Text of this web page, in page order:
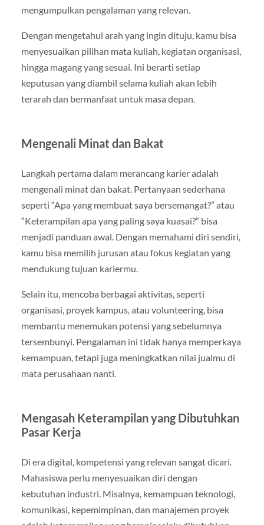
mengumpulkan pengalaman yang relevan.
Dengan mengetahui arah yang ingin dituju, kamu bisa
menyesuaikan pilihan mata kuliah, kegiatan organisasi,
hingga magang yang sesuai. Ini berarti setiap
keputusan yang diambil selama kuliah akan lebih
terarah dan bermanfaat untuk masa depan.
Mengenali Minat dan Bakat
Langkah pertama dalam merancang karier adalah
mengenali minat dan bakat. Pertanyaan sederhana
seperti “Apa yang membuat saya bersemangat?” atau
“Keterampilan apa yang paling saya kuasai?” bisa
menjadi panduan awal. Dengan memahami diri sendiri,
kamu bisa memilih jurusan atau fokus kegiatan yang
mendukung tujuan kariermu.
Selain itu, mencoba berbagai aktivitas, seperti
organisasi, proyek kampus, atau volunteering, bisa
membantu menemukan potensi yang sebelumnya
tersembunyi. Pengalaman ini tidak hanya memperkaya
kemampuan, tetapi juga meningkatkan nilai jualmu di
mata perusahaan nanti.
Mengasah Keterampilan yang Dibutuhkan
Pasar Kerja
Di era digital, kompetensi yang relevan sangat dicari.
Mahasiswa perlu menyesuaikan diri dengan
kebutuhan industri. Misalnya, kemampuan teknologi,
komunikasi, kepemimpinan, dan manajemen proyek